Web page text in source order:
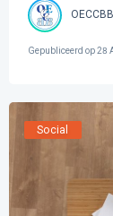
Gepubliceerd op28
Social